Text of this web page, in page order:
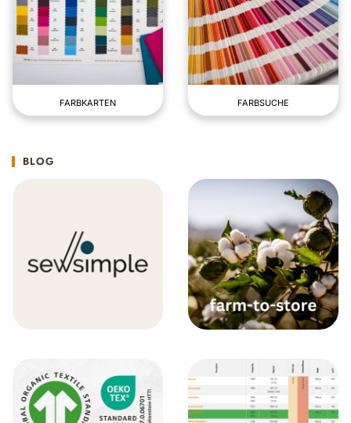
FARBKARTEN FARBSUCHE
BLOG